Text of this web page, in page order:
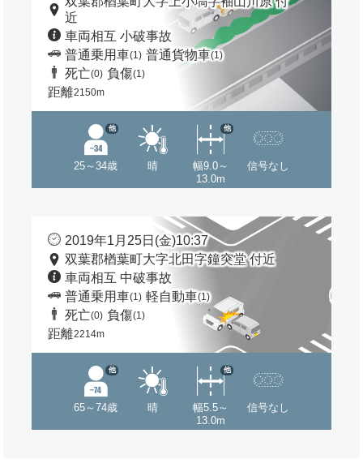
近
車両相互 小破事故
普通乗用車(1) 普通貨物車(1)
死亡(0) 負傷(1)
距離2150m
25～34歳
他
晴
幅9.0～
13.0m
他
信号なし
2019年1月25日(金)10:37
双葉郡楢葉町大字北田字鐘突堂 付近
車両相互 中破事故
普通乗用車(1) 軽自動車(1)
死亡(0) 負傷(1)
距離2214m
65～74歳
他
晴
幅5.5～
13.0m
他
信号なし